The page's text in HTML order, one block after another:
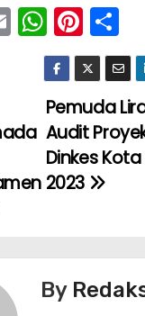
E
m
W
h
a
ts
A
p
p
Pi
nt
er
e
st
h
e
Pemuda
Audit
Dinkes
2023
By